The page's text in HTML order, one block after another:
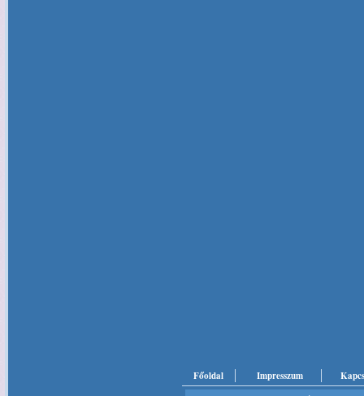
Főoldal Impresszum